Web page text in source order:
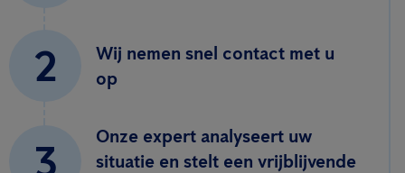
2
Wij nemen snel contact met u
op
3
Onze expert analyseert uw
situatie en stelt een vrijblijvende